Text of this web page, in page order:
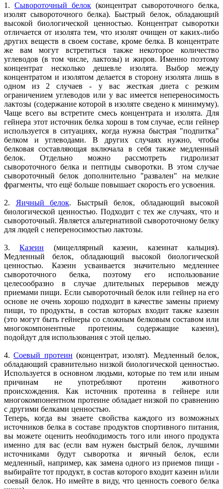
1. Сывороточный белок (концентрат сывороточного белка,
изолят сывороточного белка). Быстрый белок, обладающий
высокой биологической ценностью. Концентрат сыворотки
отличается от изолята тем, что изолят очищен от каких-либо
других веществ в своем составе, кроме белка. В концентрате
же вам могут встретиться также некоторое количество
углеводов (в том числе, лактозы) и жиров. Именно поэтому
концентрат несколько дешевле изолята. Выбор между
концентратом и изолятом делается в сторону изолята лишь в
одном из 2 случаев - у вас жесткая диета с резким
ограничением углеводов или у вас имеется непереносимость
лактозы (содержание которой в изоляте сведено к минимуму).
Чаще всего вы встретите смесь концентрата и изолята. Для
гейнера этот источник белка хорош в том случае, если гейнер
используется в ситуациях, когда нужна быстрая "подпитка"
белком и углеводами. В других случаях нужно, чтобы
белковая составляющая включала в себя также медленный
белок. Отдельно можно рассмотреть гидролизат
сывороточного белка и пептиды сыворотки. В этом случае
сывороточный белок дополнительно "развален" на мелкие
фрагменты, что ещё больше повышает скорость его усвоения.
2. Яичный белок. Быстрый белок, обладающий высокой
биологической ценностью. Подходит с тех же случаях, что и
сывороточный. Является альтернативой сывороточному белку
для людей с непереносимостью лактозы.
3.Казеин (мицеллярный казеин, казеинат кальция).
Медленный белок, обладающий высокой биологической
ценностью. Казеин усваивается значительно медленнее
сывороточного белка, поэтому его использование
целесообразно в случае длительных перерывов между
приемами пищи. Если сывороточный белок или гейнер на его
основе не очень хорошо подходит в качестве замены приему
пищи, то продукты, в состав которых входит также казеин
(это могут быть гейнеры со сложным белковым составом или
многокомпонентные протеины, содержащие казеин),
подойдут для использования с этой целью.
4.Соевый протеин (концентрат, изолят). Медленный белок,
обладающий сравнительно низкой биологической ценностью.
Используется в основном людьми, которые по тем или иным
причинам не употребляют протеин животного
происхождения. Как источник протеина в гейнере или
многокомпонентном протеине обладает низкой по сравнению
с другими белками ценностью.
Теперь, когда вы знаете свойства каждого из возможных
источников белка в составе продуктов спортивного питания,
вы можете оценить необходимость того или иного продукта
именно для вас (если вам нужен быстрый белок, лучшими
источниками будут сыворотка и яичный белок, если
медленный, например, как замена одного из приемов пищи -
выбирайте тот продукт, в состав которого входит казеин и/или
соевый белок. Но имейте в виду, что ценность соевого белка